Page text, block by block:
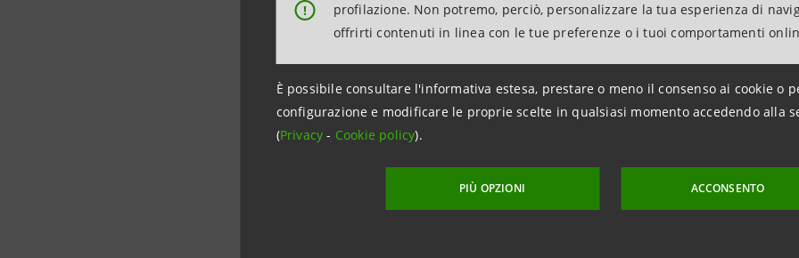
!
profilazione. Non potremo, perciò, personalizzare la tua esperienza di
offrirti contenuti in linea con le tue preferenze o i tuoi comportamenti
È possibile consultare l'informativa estesa, prestare o meno il consenso ai cookie o
configurazione e modificare le proprie scelte in qualsiasi momento accedendo alla
(Privacy- Cookie policy).
PIÙ OPZIONI ACCONSENTO
l’edilizia, delle grandi infrastrutture per la mobilità e dello sviluppo
miliardo concessa da Cassa Depositi e Prestiti per agevolare il